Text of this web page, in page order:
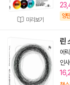
미리보기
양
린
에
인